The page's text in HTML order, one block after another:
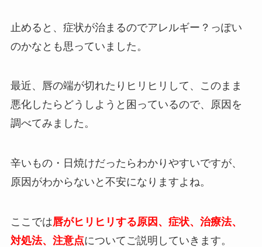
止めると、症状が治まるのでアレルギー？っぽい
のかなとも思っていました。
最近、唇の端が切れたりヒリヒリして、このまま
悪化したらどうしようと困っているので、原因を
調べてみました。
辛いもの・日焼けだったらわかりやすいですが、
原因がわからないと不安になりますよね。
ここでは唇がヒリヒリする原因、症状、治療法、
対処法、注意点についてご説明していきます。